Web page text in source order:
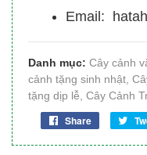
Email:
Danh mục: Cây cảnh
cảnh tặng sinh nhật
tặng dịp lễ Cây Cảnh
Share